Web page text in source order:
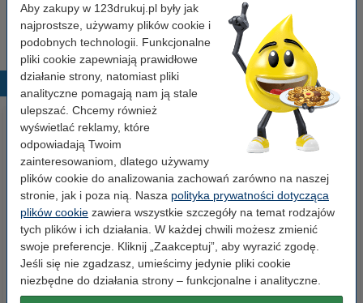
Aby zakupy w 123drukuj.pl były jak
najprostsze, używamy plików cookie i
podobnych technologii. Funkcjonalne
pliki cookie zapewniają prawidłowe
działanie strony, natomiast pliki
analityczne pomagają nam ją stale
ulepszać. Chcemy również
wyświetlać reklamy, które
odpowiadają Twoim
zainteresowaniom, dlatego używamy
plików cookie do analizowania zachowań zarówno na naszej
stronie, jak i poza nią. Nasza polityka prywatności dotycząca
plików cookie zawiera wszystkie szczegóły na temat rodzajów
tych plików i ich działania. W każdej chwili możesz zmienić
swoje preferencje. Kliknij „Zaakceptuj”, aby wyrazić zgodę.
Jeśli się nie zgadzasz, umieścimy jedynie pliki cookie
niezbędne do działania strony – funkcjonalne i analityczne.
7,50 zł
Popularne produkty
Papier ksero A4 80 g/m2 (500
szt.), 123drukuj
23,00 zł z VAT
Papier ksero A4 80 g/m2 (2500
szt.), 123drukuj (5 ryz)
110,00 zł z VAT